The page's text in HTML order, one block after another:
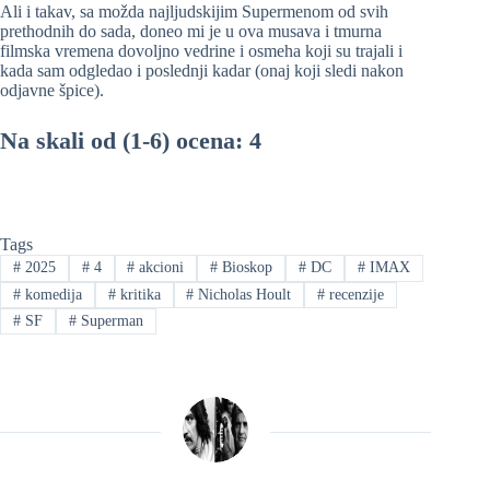
Ali i takav, sa možda najljudskijim Supermenom od svih
prethodnih do sada, doneo mi je u ova musava i tmurna
filmska vremena dovoljno vedrine i osmeha koji su trajali i
kada sam odgledao i poslednji kadar (onaj koji sledi nakon
odjavne špice).
Na skali od (1-6) ocena: 4
Tags
#2025 #4 # akcioni # Bioskop # DC #IMAX
#komedija #kritika # Nicholas Hoult # recenzije
#SF #Superman